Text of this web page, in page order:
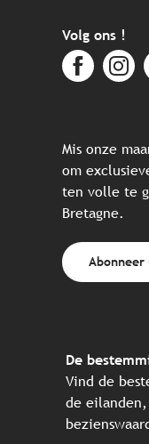
Volg ons !
Mis onze
om
ten volle te
Bretagne.
Abonneer
De
Vind de
de